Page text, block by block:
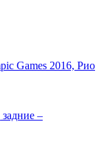
Games 2016, Рио
–